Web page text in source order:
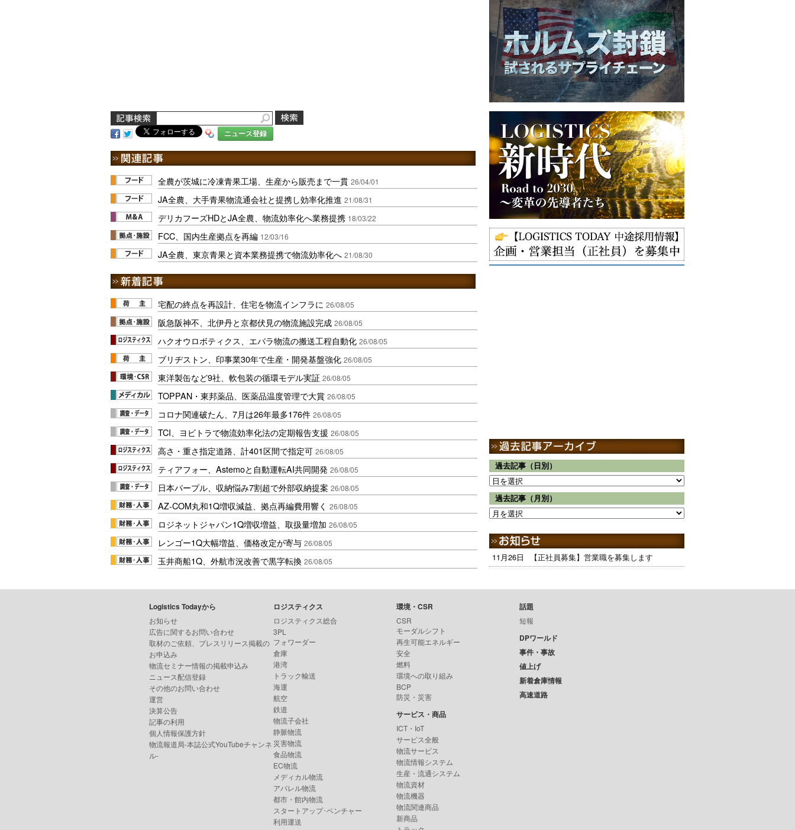
ニュース登録
全農が茨城に冷凍青果工場、生産から販売まで一貫 26/04/01
JA全農、大手青果物流通会社と提携し効率化推進 21/08/31
デリカフーズHDとJA全農、物流効率化へ業務提携 18/03/22
FCC、国内生産拠点を再編 12/03/16
JA全農、東京青果と資本業務提携で物流効率化へ 21/08/30
宅配の終点を再設計、住宅を物流インフラに 26/08/05
阪急阪神不、北伊丹と京都伏見の物流施設完成 26/08/05
ハクオウロボティクス、エバラ物流の搬送工程自動化 26/08/05
ブリヂストン、印事業30年で生産・開発基盤強化 26/08/05
東洋製缶など9社、軟包装の循環モデル実証 26/08/05
TOPPAN・東邦薬品、医薬品温度管理で大賞 26/08/05
コロナ関連破たん、7月は26年最多176件 26/08/05
TCI、ヨビトラで物流効率化法の定期報告支援 26/08/05
高さ・重さ指定道路、計401区間で指定可 26/08/05
ティアフォー、Astemoと自動運転AI共同開発 26/08/05
日本パープル、収納悩み7割超で外部収納提案 26/08/05
AZ-COM丸和1Q増収減益、拠点再編費用響く 26/08/05
ロジネットジャパン1Q増収増益、取扱量増加 26/08/05
レンゴー1Q大幅増益、価格改定が寄与 26/08/05
玉井商船1Q、外航市況改善で黒字転換 26/08/05
過去記事（日別）
過去記事（月別）
11月26日 【正社員募集】営業職を募集します
Logistics Todayから
お知らせ
広告に関するお問い合わせ
取材のご依頼、プレスリリース掲載の
お申込み
物流セミナー情報の掲載申込み
ニュース配信登録
その他のお問い合わせ
運営
決算公告
記事の利用
個人情報保護方針
物流報道局-本誌公式YouTubeチャンネ
ル-
ロジスティクス
ロジスティクス総合
3PL
フォワーダー
倉庫
港湾
トラック輸送
海運
航空
鉄道
物流子会社
静脈物流
災害物流
食品物流
EC物流
メディカル物流
アパレル物流
都市・館内物流
スタートアップ･ベンチャー
利用運送
環境・CSR
CSR
モーダルシフト
再生可能エネルギー
安全
燃料
環境への取り組み
BCP
防災・災害
サービス・商品
ICT・IoT
サービス全般
物流サービス
物流情報システム
生産・流通システム
物流資材
物流機器
物流関連商品
新商品
話題
短報
DPワールド
事件・事故
値上げ
新着倉庫情報
高速道路